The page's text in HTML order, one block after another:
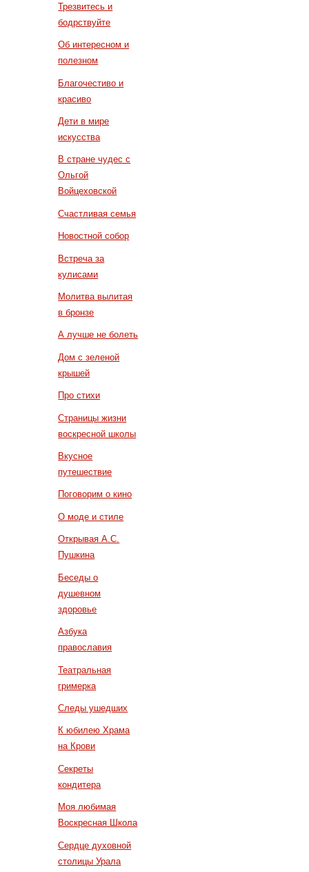
Трезвитесь и
бодрствуйте
Об интересном и
полезном
Благочестиво и
красиво
Дети в мире
искусства
В стране чудес с
Ольгой
Войцеховской
Счастливая семья
Новостной собор
Встреча за
кулисами
Молитва вылитая
в бронзе
А лучше не болеть
Дом с зеленой
крышей
Про стихи
Страницы жизни
воскресной школы
Вкусное
путешествие
Поговорим о кино
О моде и стиле
Открывая А.С.
Пушкина
Беседы о
душевном
здоровье
Азбука
православия
Театральная
гримерка
Следы ушедших
К юбилею Храма
на Крови
Секреты
кондитера
Моя любимая
Воскресная Школа
Сердце духовной
столицы Урала